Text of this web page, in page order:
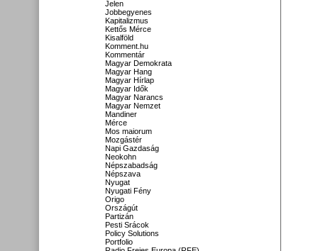
Jelen
Jobbegyenes
Kapitalizmus
Kettős Mérce
Kisalföld
Komment.hu
Kommentár
Magyar Demokrata
Magyar Hang
Magyar Hírlap
Magyar Idők
Magyar Narancs
Magyar Nemzet
Mandiner
Mérce
Mos maiorum
Mozgástér
Napi Gazdaság
Neokohn
Népszabadság
Népszava
Nyugat
Nyugati Fény
Origo
Országút
Partizán
Pesti Srácok
Policy Solutions
Portfolio